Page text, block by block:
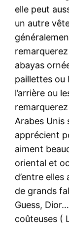
elle peut
un autre
abayas
paillettes ou
l’arrière ou
Arabes Unis
apprécient
aiment
oriental et
d’entre
de grands
Guess,
coûteuses (